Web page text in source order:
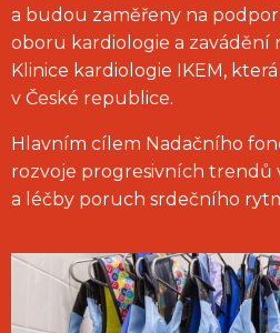
a budou zaměřeny na
oboru kardiologie a zavádění
Klinice kardiologie IKEM,
v České republice.
Hlavním cílem Nadačního
rozvoje progresivních trendů
a léčby poruch srdečního